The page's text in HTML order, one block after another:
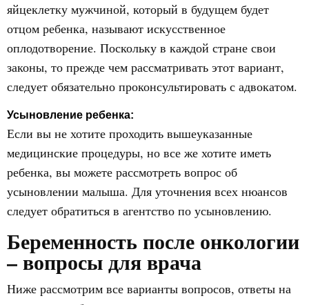
яйцеклетку мужчиной, который в будущем будет
отцом ребенка, называют искусственное
оплодотворение. Поскольку в каждой стране свои
законы, то прежде чем рассматривать этот вариант,
следует обязательно проконсультировать с адвокатом.
Усыновление ребенка:
Если вы не хотите проходить вышеуказанные
медицинские процедуры, но все же хотите иметь
ребенка, вы можете рассмотреть вопрос об
усыновлении малыша. Для уточнения всех нюансов
следует обратиться в агентство по усыновлению.
Беременность после онкологии
– вопросы для врача
Ниже рассмотрим все варианты вопросов, ответы на